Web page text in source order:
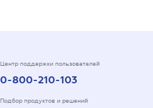
Центр поддержки пользователей
0-800-210-103
Подбор продуктов и решений